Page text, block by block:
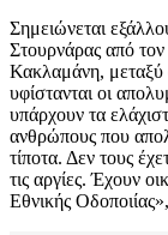
Σημειώνεται
Στουρνάρας από
Κακλαμάνη, μεταξύ
υφίστανται οι
υπάρχουν τα
ανθρώπους που
τίποτα. Δεν τους
τις αργίες. Έχουν
Εθνικής